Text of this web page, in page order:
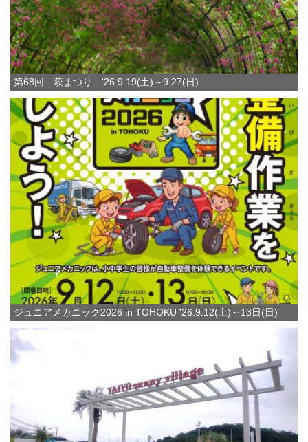
第68回 萩まつり '26.9.19(土)～9.27(日)
ジュニアメカニック2026 in TOHOKU '26.9.12(土)～13日(日)